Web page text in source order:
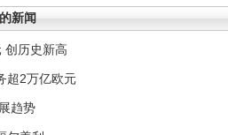
的新闻
创历史新高
超2万亿欧元
趋势